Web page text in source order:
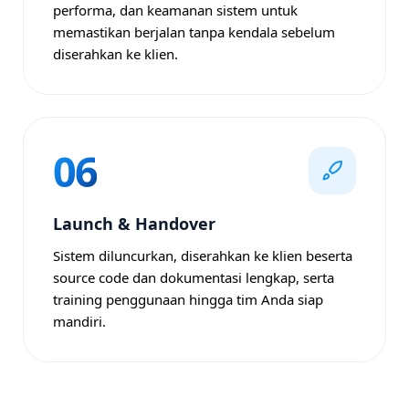
performa, dan keamanan sistem untuk
memastikan berjalan tanpa kendala sebelum
diserahkan ke klien.
06
Launch & Handover
Sistem diluncurkan, diserahkan ke klien beserta
source code dan dokumentasi lengkap, serta
training penggunaan hingga tim Anda siap
mandiri.